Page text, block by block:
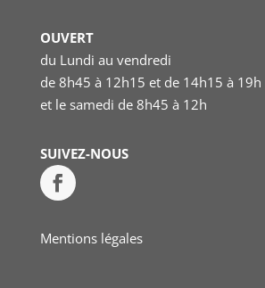
OUVERT
du Lundi au vendredi
de 8h45 à 12h15 et de 14h15 à 19h
et le samedi de 8h45 à 12h
SUIVEZ-NOUS
Mentions légales